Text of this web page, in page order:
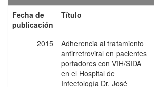
Fecha de
publicación
Título
2015
Adherencia al tratamiento
antirretroviral en pacientes
portadores con VIH/SIDA
en el Hospital de
Infectología Dr. José